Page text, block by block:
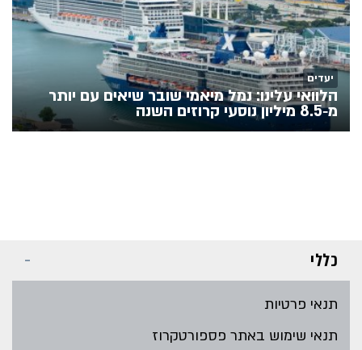
יעדים
הלוואי עלינו: נמל מיאמי שובר שיאים עם יותר
מ‑8.5 מיליון נוסעי קרוזים השנה
כללי
תנאי פרטיות
תנאי שימוש באתר פספורטקרוז